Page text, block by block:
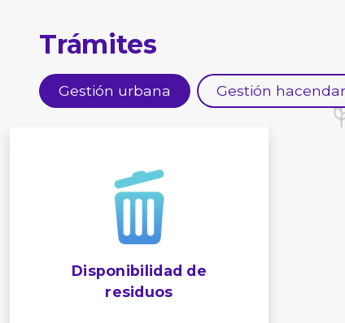
Trámites
Gestión urbana Gestión
Disponibilidad de
residuos